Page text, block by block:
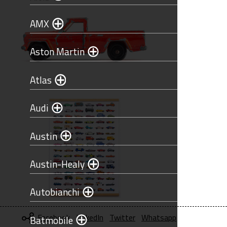
AMX
Aston Martin
Atlas
Audi
Austin
Austin-Healy
Autobianchi
Batmobile
Facebook LinkedIn Twitter Whatsapp